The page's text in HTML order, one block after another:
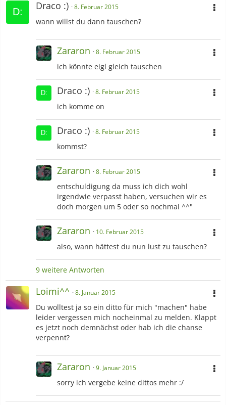
Draco :) 8. Februar 2015
wann willst du dann tauschen?
Zararon 8. Februar 2015
ich könnte eigl gleich tauschen
Draco :) 8. Februar 2015
ich komme on
Draco :) 8. Februar 2015
kommst?
Zararon 8. Februar 2015
entschuldigung da muss ich dich wohl
irgendwie verpasst haben, versuchen wir es
doch morgen um 5 oder so nochmal ^^"
Zararon 10. Februar 2015
also, wann hättest du nun lust zu tauschen?
9 weitere Antworten
Loimi^^ 8. Januar 2015
Du wolltest ja so ein ditto für mich "machen" habe
leider vergessen mich nocheinmal zu melden. Klappt
es jetzt noch demnächst oder hab ich die chanse
verpennt?
Zararon 9. Januar 2015
sorry ich vergebe keine dittos mehr :/